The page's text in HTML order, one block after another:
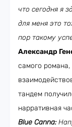
что сегодня я
для меня это
пор такому
Александр
самого
тандем
нарративная
Blue Canna: